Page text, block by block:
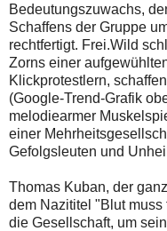
Bedeutungszuwachs,
Schaffens der Gruppe
rechtfertigt. Frei.Wild
Zorns einer
Klickprotestlern,
(Google-Trend-Grafik
melodiearmer
einer
Gefolgsleuten und
Thomas Kuban, der
dem Nazititel "Blut
die Gesellschaft, um